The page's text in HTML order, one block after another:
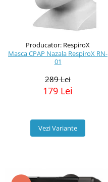
Producator: RespiroX
Masca CPAP Nazala RespiroX RN-
01
289 Lei
179 Lei
Vezi Variante